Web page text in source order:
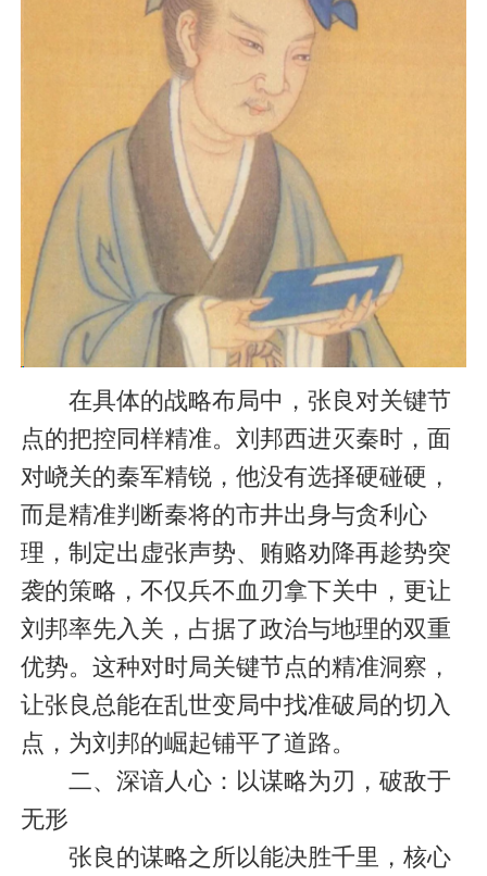
在具体的战略布局中，张良对关键节
点的把控同样精准。刘邦西进灭秦时，面
对峣关的秦军精锐，他没有选择硬碰硬，
而是精准判断秦将的市井出身与贪利心
理，制定出虚张声势、贿赂劝降再趁势突
袭的策略，不仅兵不血刃拿下关中，更让
刘邦率先入关，占据了政治与地理的双重
优势。这种对时局关键节点的精准洞察，
让张良总能在乱世变局中找准破局的切入
点，为刘邦的崛起铺平了道路。
二、深谙人心：以谋略为刃，破敌于
无形
张良的谋略之所以能决胜千里，核心